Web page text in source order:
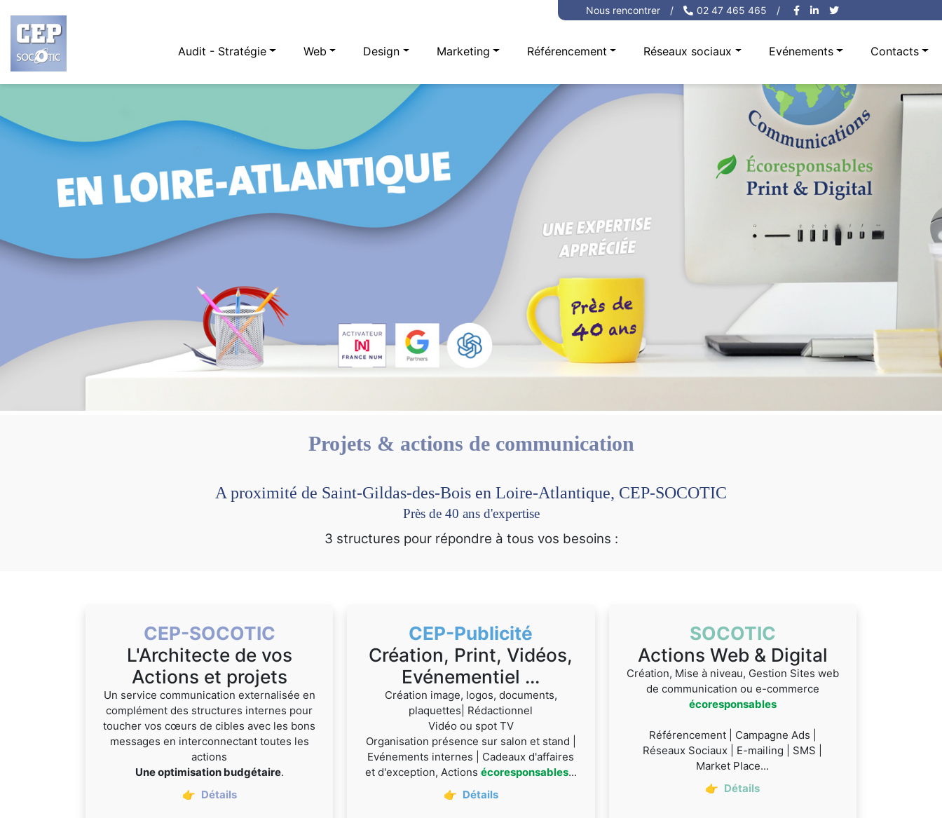
Nous rencontrer / 02 47 465 465 /
Audit - Stratégie Web Design Marketing Référencement Réseaux sociaux Evénements Contacts
Projets & actions de communication
A proximité de Saint-Gildas-des-Bois en Loire-Atlantique, CEP-SOCOTIC
Près de 40 ans d'expertise
3 structures pour répondre à tous vos besoins :
CEP-SOCOTIC
L'Architecte de vos
Actions et projets
Un service communication externalisée en
complément des structures internes pour
toucher vos cœurs de cibles avec les bons
messages en interconnectant toutes les
actions
Une optimisation budgétaire.
👉 Détails
CEP-Publicité
Création, Print, Vidéos,
Evénementiel ...
Création image, logos, documents,
plaquettes| Rédactionnel
Vidéo ou spot TV
Organisation présence sur salon et stand |
Evénements internes | Cadeaux d'affaires
et d'exception, Actions écoresponsables...
👉 Détails
SOCOTIC
Actions Web & Digital
Création, Mise à niveau, Gestion Sites web
de communication ou e-commerce
écoresponsables
Référencement | Campagne Ads |
Réseaux Sociaux | E-mailing | SMS |
Market Place...
👉 Détails